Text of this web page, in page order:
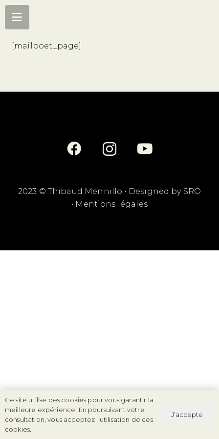
[mailpoet_page]
2023 © Thibaud Mennillo • Designed by SRO
• Mentions légales
Ce site utilise des cookies pour vous garantir la
meilleure expérience. En poursuivant votre
consultation, vous acceptez l’utilisation de ces
cookies.
J’accepte